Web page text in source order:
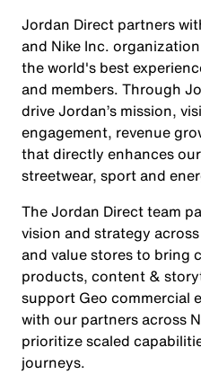
Jordan Direct partners
and Nike Inc.
the world's best
and members. Through
drive Jordan’s mission,
engagement, revenue
that directly enhances
streetwear, sport and
The Jordan Direct team
vision and strategy
and value stores to bring
products, content &
support Geo commercial
with our partners across
prioritize scaled
journeys.